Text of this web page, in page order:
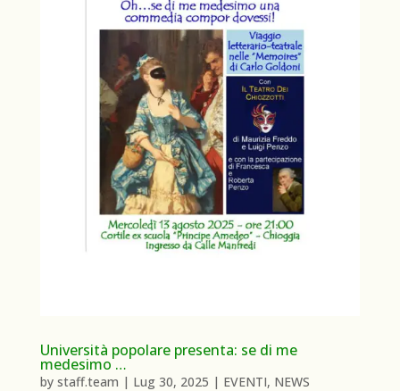
Università popolare presenta: se di me
medesimo …
by staff.team | Lug 30, 2025 | EVENTI, NEWS